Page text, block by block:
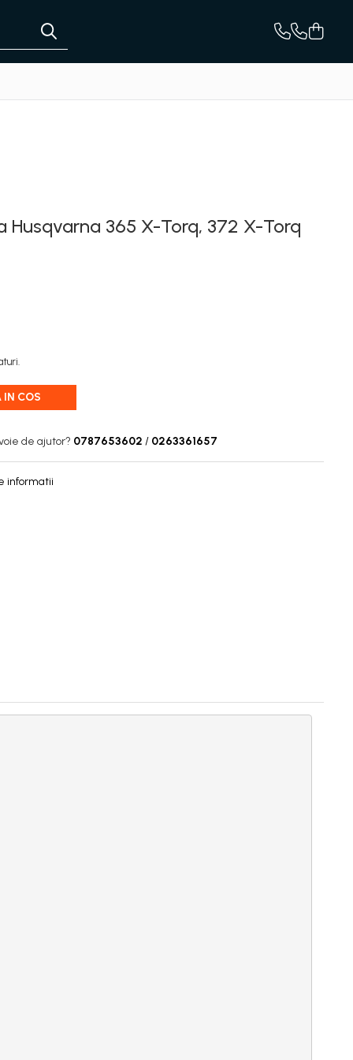
Husqvarna 365 X-Torq, 372 X-Torq
IN COS
de ajutor? 0787653602 / 0263361657
informatii